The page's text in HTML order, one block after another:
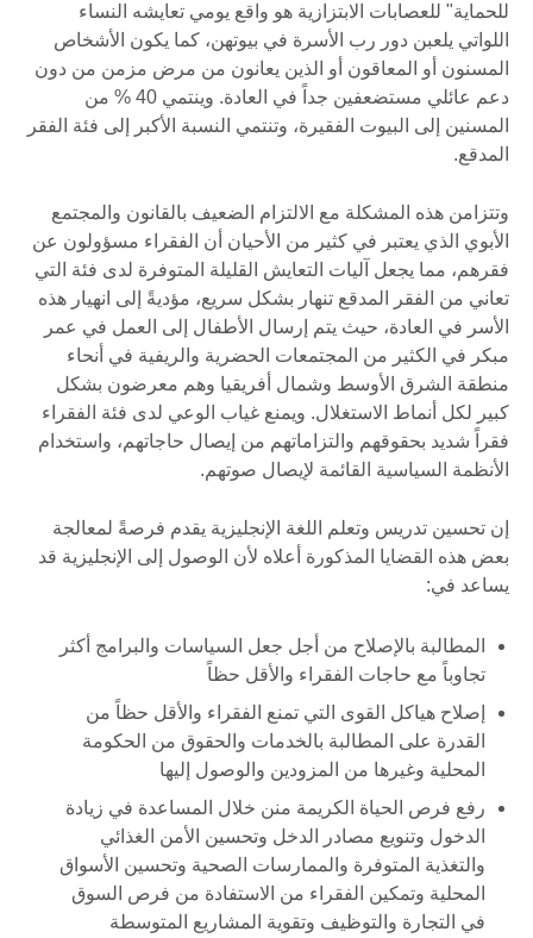
للحماية" للعصابات الابتزازية هو واقع يومي تعايشه النساء
اللواتي يلعبن دور رب الأسرة في بيوتهن، كما يكون الأشخاص
المسنون أو المعاقون أو الذين يعانون من مرض مزمن من دون
دعم عائلي مستضعفين جداً في العادة. وينتمي 40 % من
المسنين إلى البيوت الفقيرة، وتنتمي النسبة الأكبر إلى فئة الفقر
المدقع.
وتتزامن هذه المشكلة مع الالتزام الضعيف بالقانون والمجتمع
الأبوي الذي يعتبر في كثير من الأحيان أن الفقراء مسؤولون عن
فقرهم، مما يجعل آليات التعايش القليلة المتوفرة لدى فئة التي
تعاني من الفقر المدقع تنهار بشكل سريع، مؤديةً إلى انهيار هذه
الأسر في العادة، حيث يتم إرسال الأطفال إلى العمل في عمر
مبكر في الكثير من المجتمعات الحضرية والريفية في أنحاء
منطقة الشرق الأوسط وشمال أفريقيا وهم معرضون بشكل
كبير لكل أنماط الاستغلال. ويمنع غياب الوعي لدى فئة الفقراء
فقراً شديد بحقوقهم والتزاماتهم من إيصال حاجاتهم، واستخدام
الأنظمة السياسية القائمة لإيصال صوتهم.
إن تحسين تدريس وتعلم اللغة الإنجليزية يقدم فرصةً لمعالجة
بعض هذه القضايا المذكورة أعلاه لأن الوصول إلى الإنجليزية قد
يساعد في:
المطالبة بالإصلاح من أجل جعل السياسات والبرامج أكثر
تجاوباً مع حاجات الفقراء والأقل حظاً
إصلاح هياكل القوى التي تمنع الفقراء والأقل حظاً من
القدرة على المطالبة بالخدمات والحقوق من الحكومة
المحلية وغيرها من المزودين والوصول إليها
رفع فرص الحياة الكريمة منن خلال المساعدة في زيادة
الدخول وتنويع مصادر الدخل وتحسين الأمن الغذائي
والتغذية المتوفرة والممارسات الصحية وتحسين الأسواق
المحلية وتمكين الفقراء من الاستفادة من فرص السوق
في التجارة والتوظيف وتقوية المشاريع المتوسطة